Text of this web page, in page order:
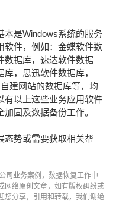
本是Windows系统的服务
软件，例如：金蝶软件数
数据库，速达软件数据
，思迅软件数据库，
建网站的数据库等，均
有以上这些业务应用软件
固及数据备份工作。
态势或需要获取相关帮
司业务案例，数据恢复工作中
网络原创文章，如有版权纠纷或
您分享，引用和转载，我们谢绝